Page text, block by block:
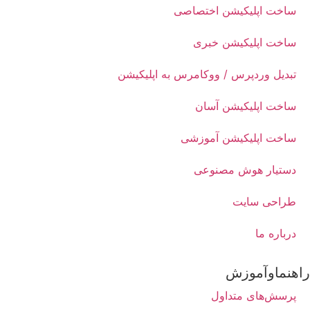
اپلیکیشن اختصاصی
اپلیکیشن خبری
وردپرس / ووکامرس به اپلیکیشن
اپلیکیشن آسان
اپلیکیشن آموزشی
هوش مصنوعی
سایت
ما
متداول